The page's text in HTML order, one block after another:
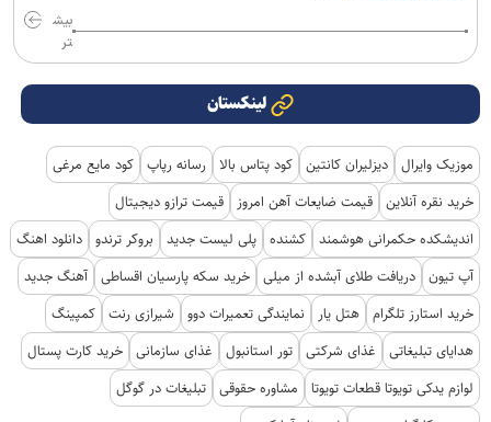
بیش
تر
لینکستان
موزیک وایرال دیزلیران کانتین کود پتاس بالا رسانه رپاپ کود مایع مرغی
خرید نقره آنلاین قیمت ضایعات آهن امروز
قیمت ترازو دیجیتال
اندیشکده حکمرانی هوشمند کشنده پلی لیست جدید بروکر ترندو دانلود اهنگ
آپ تیون دریافت طلای آبشده از میلی خرید سکه پارسیان اقساطی آهنگ جدید
خرید استارز تلگرام هتل یار نمایندگی تعمیرات دوو شیرازی رنت کمپینگ
هدایای تبلیغاتی
غذای شرکتی تور استانبول غذای سازمانی خرید کارت پستال
لوازم یدکی تویوتا قطعات تویوتا
مشاوره حقوقی تبلیغات در گوگل